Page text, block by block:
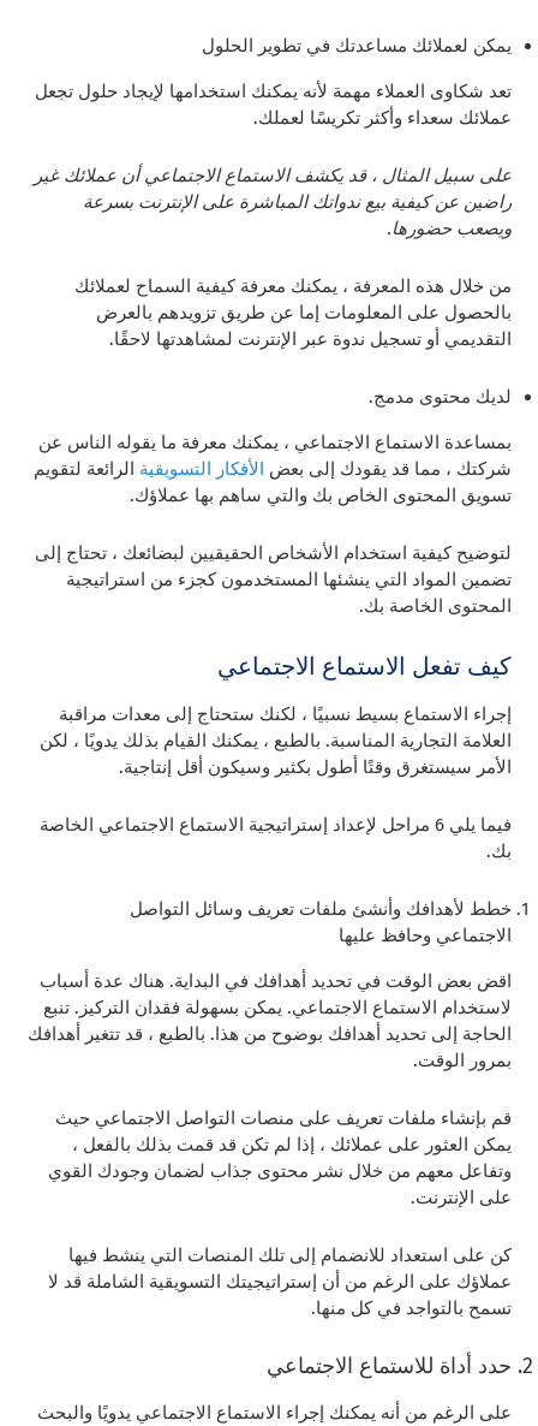
يمكن لعملائك مساعدتك في تطوير الحلول
تعد شكاوى العملاء مهمة لأنه يمكنك استخدامها لإيجاد حلول تجعل
عملائك سعداء وأكثر تكريسًا لعملك.
على سبيل المثال ، قد يكشف الاستماع الاجتماعي أن عملائك غير
راضين عن كيفية بيع ندواتك المباشرة على الإنترنت بسرعة
ويصعب حضورها.
من خلال هذه المعرفة ، يمكنك معرفة كيفية السماح لعملائك
بالحصول على المعلومات إما عن طريق تزويدهم بالعرض
التقديمي أو تسجيل ندوة عبر الإنترنت لمشاهدتها لاحقًا.
لديك محتوى مدمج.
بمساعدة الاستماع الاجتماعي ، يمكنك معرفة ما يقوله الناس عن
شركتك ، مما قد يقودك إلى بعض الأفكار التسويقية الرائعة لتقويم
تسويق المحتوى الخاص بك والتي ساهم بها عملاؤك.
لتوضيح كيفية استخدام الأشخاص الحقيقيين لبضائعك ، تحتاج إلى
تضمين المواد التي ينشئها المستخدمون كجزء من استراتيجية
المحتوى الخاصة بك.
كيف تفعل الاستماع الاجتماعي
إجراء الاستماع بسيط نسبيًا ، لكنك ستحتاج إلى معدات مراقبة
العلامة التجارية المناسبة. بالطبع ، يمكنك القيام بذلك يدويًا ، لكن
الأمر سيستغرق وقتًا أطول بكثير وسيكون أقل إنتاجية.
فيما يلي 6 مراحل لإعداد إستراتيجية الاستماع الاجتماعي الخاصة
بك.
خطط لأهدافك وأنشئ ملفات تعريف وسائل التواصل
الاجتماعي وحافظ عليها
اقض بعض الوقت في تحديد أهدافك في البداية. هناك عدة أسباب
لاستخدام الاستماع الاجتماعي. يمكن بسهولة فقدان التركيز. تنبع
الحاجة إلى تحديد أهدافك بوضوح من هذا. بالطبع ، قد تتغير أهدافك
بمرور الوقت.
قم بإنشاء ملفات تعريف على منصات التواصل الاجتماعي حيث
يمكن العثور على عملائك ، إذا لم تكن قد قمت بذلك بالفعل ،
وتفاعل معهم من خلال نشر محتوى جذاب لضمان وجودك القوي
على الإنترنت.
كن على استعداد للانضمام إلى تلك المنصات التي ينشط فيها
عملاؤك على الرغم من أن إستراتيجيتك التسويقية الشاملة قد لا
تسمح بالتواجد في كل منها.
حدد أداة للاستماع الاجتماعي
على الرغم من أنه يمكنك إجراء الاستماع الاجتماعي يدويًا والبحث